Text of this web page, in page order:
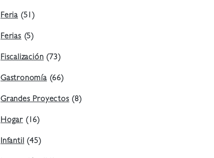
Feria (51)
Ferias(5)
Fiscalización(73)
Gastronomía(66)
Grandes Proyectos(8)
Hogar (16)
Infantil(45)